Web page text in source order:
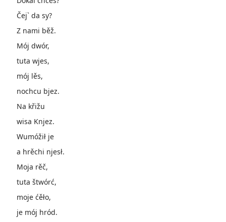
Čej` da sy?
Z nami běž.
Mój dwór,
tuta wjes,
mój lěs,
nochcu bjez.
Na křižu
wisa Knjez.
Wumóžił je
a hrěchi njesł.
Moja rěč,
tuta štwórć,
moje ćěło,
je mój hród.